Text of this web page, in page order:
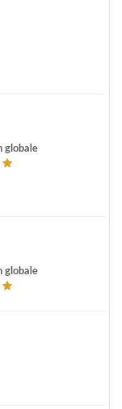
globale
globale